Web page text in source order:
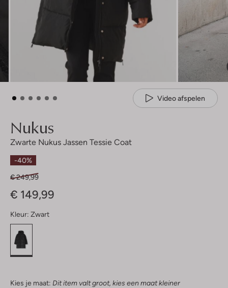
Video afspelen
Nukus
Zwarte Nukus Jassen Tessie Coat
-40%
€ 249,99
€ 149,99
Kleur: Zwart
Kies je maat: Dit item valt groot, kies een maat kleiner